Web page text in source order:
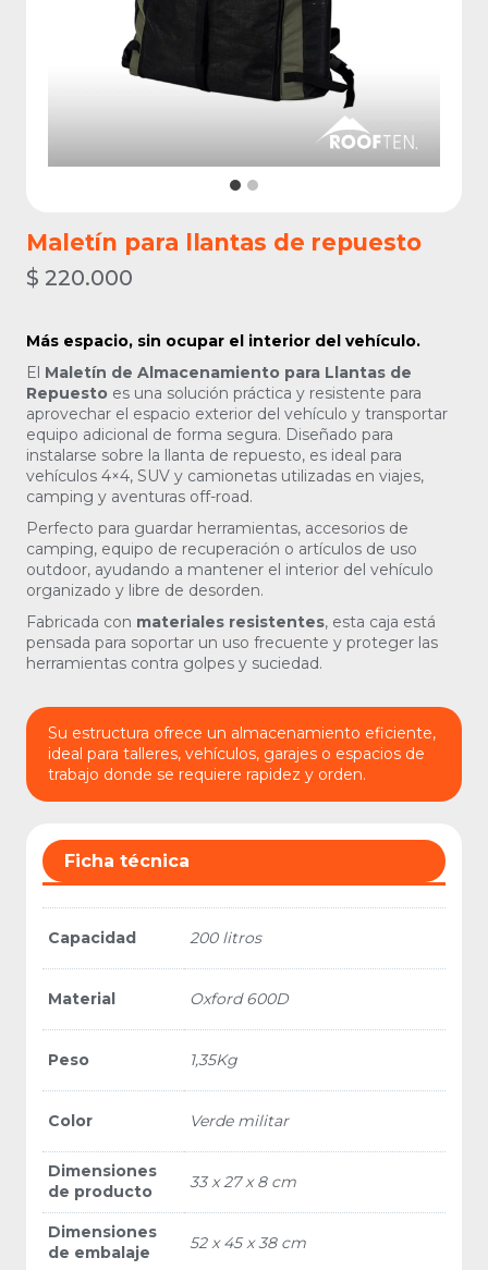
Maletín para llantas de repuesto
$ 220.000
Más espacio, sin ocupar el interior del vehículo.
El Maletín de Almacenamiento para Llantas de
Repuesto es una solución práctica y resistente para
aprovechar el espacio exterior del vehículo y transportar
equipo adicional de forma segura. Diseñado para
instalarse sobre la llanta de repuesto, es ideal para
vehículos 4×4, SUV y camionetas utilizadas en viajes,
camping y aventuras off-road.
Perfecto para guardar herramientas, accesorios de
camping, equipo de recuperación o artículos de uso
outdoor, ayudando a mantener el interior del vehículo
organizado y libre de desorden.
Fabricada con materiales resistentes, esta caja está
pensada para soportar un uso frecuente y proteger las
herramientas contra golpes y suciedad.
Su estructura ofrece un almacenamiento eficiente,
ideal para talleres, vehículos, garajes o espacios de
trabajo donde se requiere rapidez y orden.
Ficha técnica
Capacidad 200 litros
Material Oxford 600D
Peso 1,35Kg
Color Verde militar
Dimensiones
de producto
33 x 27 x 8 cm
Dimensiones
de embalaje
52 x 45 x 38 cm